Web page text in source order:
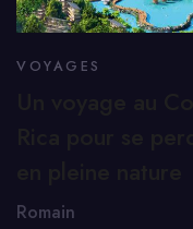
VOYAGES
Romain